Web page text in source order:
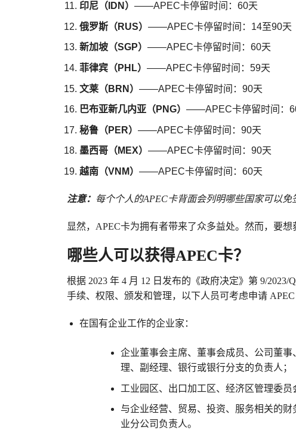
印尼（IDN） ——APEC卡停留时间：60天
俄罗斯（RUS） ——APEC卡停留时间：14至90天
新加坡（SGP） ——APEC卡停留时间：60天
菲律宾（PHL） ——APEC卡停留时间：59天
文莱（BRN） ——APEC卡停留时间：90天
巴布亚新几内亚（PNG） ——APEC卡停留时间：
秘鲁（PER） ——APEC卡停留时间：90天
墨西哥（MEX） ——APEC卡停留时间：90天
越南（VNM） ——APEC卡停留时间：60天
注意： 每个个人的APEC卡背面会列明哪些国家可以免
显然，APEC卡为拥有者带来了众多益处。然而，要
哪些人可以获得APEC卡？
根据 2023 年 4 月 12 日发布的《政府决定》第 9/
手续、权限、颁发和管理，以下人员可考虑申请 APEC
在国有企业工作的企业家：
企业董事会主席、董事会成员、公司董
理、副经理、银行或银行分支的负责人；
工业园区、出口加工区、经济区管理委员
与企业经营、贸易、投资、服务相关的
业分公司负责人。